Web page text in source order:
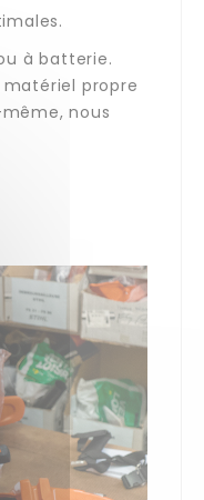
le
à batterie.
propre
nous